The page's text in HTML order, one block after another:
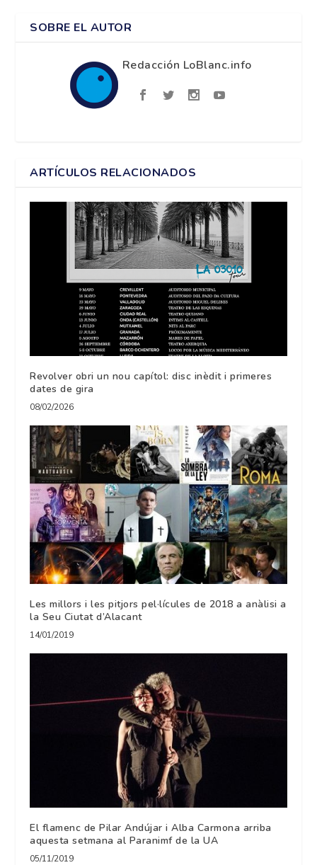
SOBRE EL AUTOR
Redacción LoBlanc.info
ARTÍCULOS RELACIONADOS
Revolver obri un nou capítol: disc inèdit i primeres
dates de gira
08/02/2026
Les millors i les pitjors pel·lícules de 2018 a anàlisi a
la Seu Ciutat d’Alacant
14/01/2019
El flamenc de Pilar Andújar i Alba Carmona arriba
aquesta setmana al Paranimf de la UA
05/11/2019